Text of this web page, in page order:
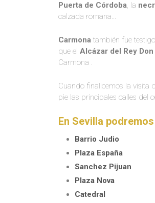
Puerta de Córdoba, la
calzada romana…
Carmona también fue
que el Alcázar del Rey
Carmona .
Cuando finalicemos la visita
pie las principales calles del
En Sevilla
Barrio Judio
Plaza España
Sanchez Pijuan
Plaza Nova
Catedral